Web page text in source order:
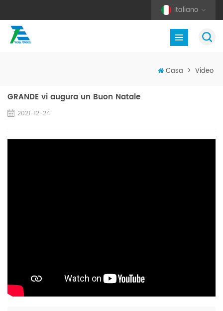
Italiano
Casa > Video
GRANDE vi augura un Buon Natale
2021-12-24